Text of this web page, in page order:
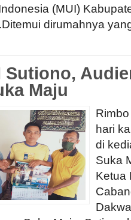
(MUI)
dirumahnya
Sutiono,
Maju
hari
di
Suka
Ketua